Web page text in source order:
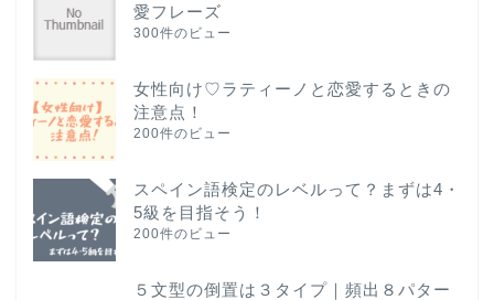
愛フレーズ
300件のビュー
女性向け♡ラティーノと恋愛するときの
注意点！
200件のビュー
スペイン語検定のレベルって？まずは4・
5級を目指そう！
200件のビュー
５文型の倒置は３タイプ｜頻出８パター